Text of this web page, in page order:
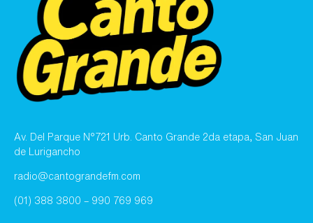
Av. Del Parque N°721 Urb. Canto Grande 2da etapa, San Juan
de Lurigancho
radio@cantograndefm.com
(01) 388 3800 – 990 769 969